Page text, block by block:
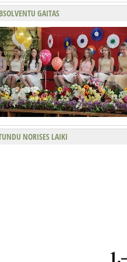
GAITAS
NORISES LAIKI